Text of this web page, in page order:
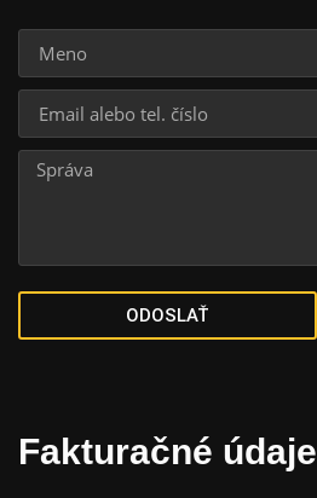
Fakturačné údaje
ODOSLAŤ